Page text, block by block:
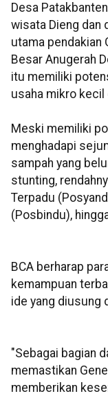
Desa
wisata Dieng dan
utama pendakian
Besar Anugerah
itu memiliki
usaha mikro kecil
Meski memiliki
menghadapi
sampah yang
stunting,
Terpadu
(Posbindu),
BCA berharap
kemampuan
ide yang diusung
"Sebagai bagian
memastikan
memberikan